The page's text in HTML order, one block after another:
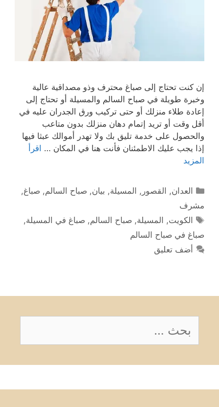
إن كنت تحتاج إلى صباغ محترف وذو مصداقية عالية
وخبرة طويلة في صباح السالم والمسيلة أو تحتاج إلى
إعادة طلاء منزلك أو حتى تركيب ورق الجدران عليه في
أقل وقت أو تريد إتمام دهان منزلك بدون متاعب
والحصول على خدمة تليق بك ولا تهدر أموالك عبثا فيها
إذا يجب عليك الاطمئنان فأنت هنا في المكان … اقرأ
المزيد
التصنيفات
العدان, القصور , المسيلة, بيان, صباح السالم, صباغ,
مشرف
الوسوم
الكويت, المسيلة, صباح السالم, صباغ في المسيلة,
صباغ في صباح السالم
أضف تعليق
عن: